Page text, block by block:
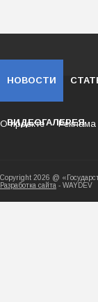
НОВОСТИ
ВИДЕОГАЛЕРЕЯ
О проекте Реклама
Copyright 2026
Разработка сайта - WAYDEV